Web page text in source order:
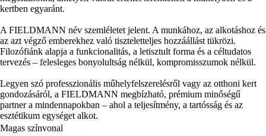
kertben egyaránt.
A FIELDMANN név szemléletet jelent. A munkához, az alkotáshoz és
az azt végző emberekhez való tiszteletteljes hozzáállást tükrözi.
Filozófiánk alapja a funkcionalitás, a letisztult forma és a céltudatos
tervezés – felesleges bonyolultság nélkül, kompromisszumok nélkül.
Legyen szó professzionális műhelyfelszerelésről vagy az otthoni kert
gondozásáról, a FIELDMANN megbízható, prémium minőségű
partner a mindennapokban – ahol a teljesítmény, a tartósság és az
esztétikum egységet alkot.
Magas színvonal